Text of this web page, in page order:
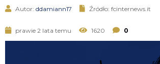
DLA TIFOSICH
SERWIS
Autor: ddamiann17 Źródło: fcinternews.it
prawie 2 lata temu 1620 0